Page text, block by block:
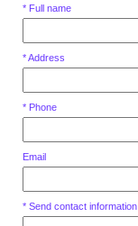
* Full name
* Address
* Phone
Email
* Send contact information